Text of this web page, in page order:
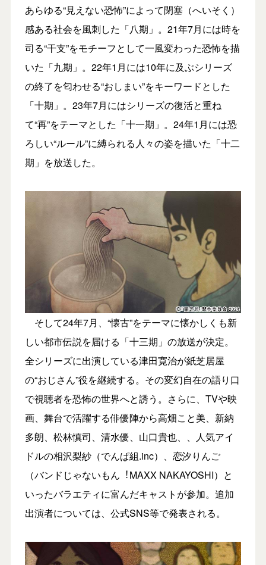
あらゆる“⾒えない恐怖”によって閉塞（へいそく）
感ある社会を⾵刺した「⼋期」。21年7⽉には時を
司る“⼲⽀”をモチーフとして⼀⾵変わった恐怖を描
いた「九期」。22年1⽉には10年に及ぶシリーズ
の終了を匂わせる“おしまい”をキーワードとした
「⼗期」。23年7⽉にはシリーズの復活と重ね
て“再”をテーマとした「⼗⼀期」。24年1⽉には恐
ろしい“ルール”に縛られる⼈々の姿を描いた「⼗⼆
期」を放送した。
そして24年7⽉、“懐古”をテーマに懐かしくも新
しい都市伝説を届ける「⼗三期」の放送が決定。
全シリーズに出演している津⽥寛治が紙芝居屋
の“おじさん”役を継続する。その変幻⾃在の語り⼝
で視聴者を恐怖の世界へと誘う。さらに、TVや映
画、舞台で活躍する俳優陣から⾼畑こと美、新納
多朗、松林慎司、清⽔優、⼭⼝貴也、、⼈気アイ
ドルの相沢梨紗（でんぱ組.inc）、恋汐りんご
（バンドじゃないもん︕MAXX NAKAYOSHI）と
いったバラエティに富んだキャストが参加。追加
出演者については、公式SNS等で発表される。